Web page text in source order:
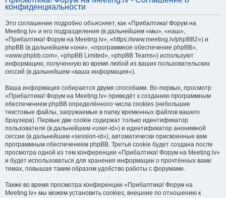
конфиденциальности
Это соглашение подробно объясняет, как «Прибалтика! Форум на
Meeting.lv» и его подразделения (в дальнейшем «мы», «наш»,
«Прибалтика! Форум на Meeting.lv», «https://www.meeting.lv/phpBB2») и
phpBB (в дальнейшем «они», «программное обеспечение phpBB»,
«www.phpbb.com», «phpBB Limited», «phpBB Teams») используют
информацию, полученную во время любой из ваших пользовательских
сессий (в дальнейшем «ваша информация»).
Ваша информация собирается двумя способами. Во-первых, просмотр
«Прибалтика! Форум на Meeting.lv» приведёт к созданию программным
обеспечением phpBB определённого числа cookies (небольшие
текстовые файлы, загружаемые в папку временных файлов вашего
браузера). Первые две cookie содержат только идентификатор
пользователя (в дальнейшем «user-id») и идентификатор анонимной
сессии (в дальнейшем «session-id»), автоматически присвоенные вам
программным обеспечением phpBB. Третья cookie будет создана после
просмотра одной из тем конференции «Прибалтика! Форум на Meeting.lv»
и будет использоваться для хранения информации о прочтённых вами
темах, повышая таким образом удобство работы с форумами.
Также во время просмотра конференции «Прибалтика! Форум на
Meeting.lv» мы можем установить cookies, внешние по отношению к